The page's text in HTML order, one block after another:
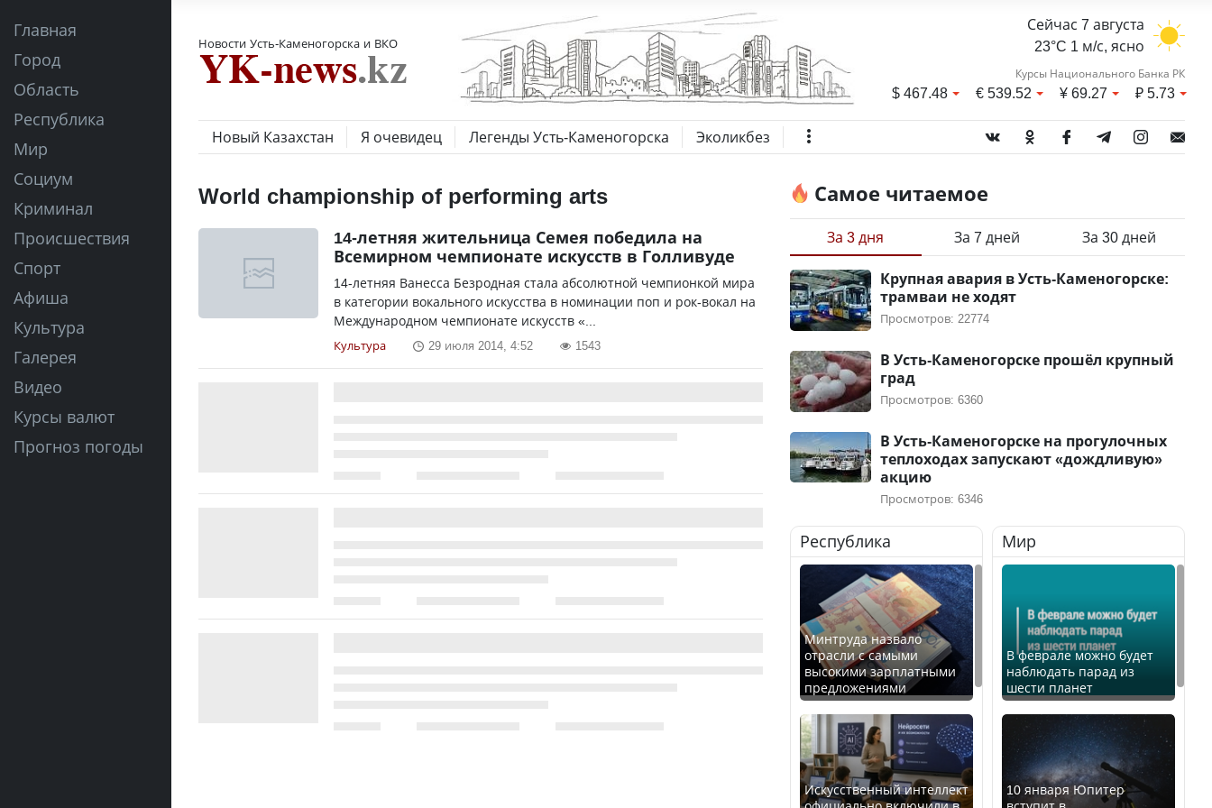
Главная
Город
Область
Республика
Мир
Социум
Криминал
Происшествия
Спорт
Афиша
Культура
Галерея
Видео
Курсы валют
Прогноз погоды
Новости Усть-Каменогорска и ВКО
Сейчас 7 августа
23°C 1 м/с, ясно
Курсы Национального Банка РК
$467.48 €539.52 ¥69.27 ₽5.73
Новый Казахстан Я очевидец Легенды Усть-Каменогорска Эколикбез
World championship of performing arts
14-летняя жительница Семея победила на
Всемирном чемпионате искусств в Голливуде
14-летняя Ванесса Безродная стала абсолютной чемпионкой мира
в категории вокального искусства в номинации поп и рок-вокал на
Международном чемпионате искусств «...
Культура 29 июля 2014, 4:52 1543
Самое читаемое
За 3 дня За 7 дней За 30 дней
Крупная авария в Усть-Каменогорске:
трамваи не ходят
Просмотров: 22774
В Усть-Каменогорске прошёл крупный
град
Просмотров: 6360
В Усть-Каменогорске на прогулочных
теплоходах запускают «дождливую»
акцию
Просмотров: 6346
Республика
Минтруда назвало
отрасли с самыми
высокими зарплатными
предложениями
Искусственный интеллект
Мир
В феврале можно будет
наблюдать парад из
шести планет
10 января Юпитер